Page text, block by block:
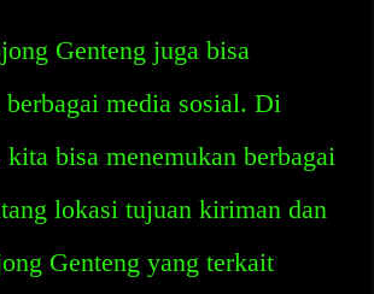
Genteng juga bisa
media sosial. Di
bisa menemukan berbagai
lokasi tujuan kiriman dan
Genteng yang terkait